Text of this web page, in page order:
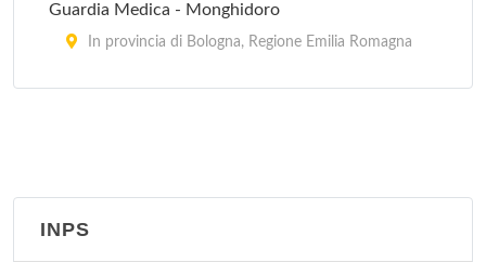
Guardia Medica - Monghidoro
In provincia di Bologna, Regione Emilia Romagna
via Porrettana 216, Sasso Marconi
INPS